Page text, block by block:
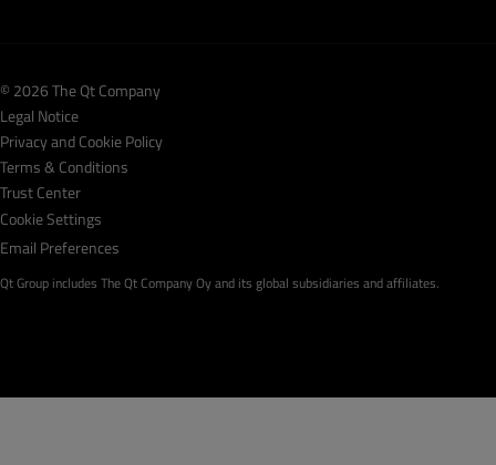
© 2026 The Qt Company
Legal Notice
Privacy and Cookie Policy
Terms & Conditions
Trust Center
Cookie Settings
Email Preferences
Qt Group includes The Qt Company Oy and its global subsidiaries and affiliates.